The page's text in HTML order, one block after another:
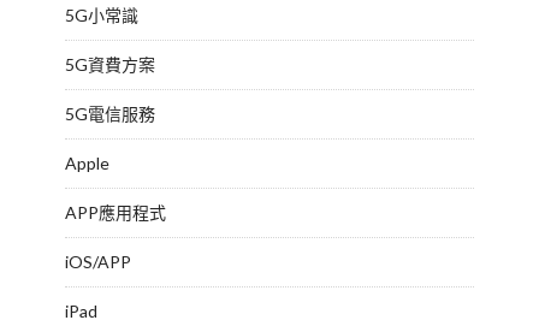
5G小常識
5G資費方案
5G電信服務
Apple
APP應用程式
iOS/APP
iPad